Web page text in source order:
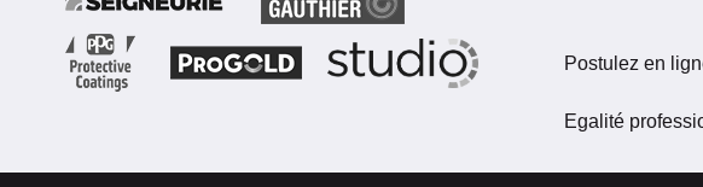
Postulez en
Egalité